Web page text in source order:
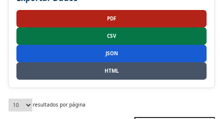
PDF
CSV
JSON
HTML
resultados por página